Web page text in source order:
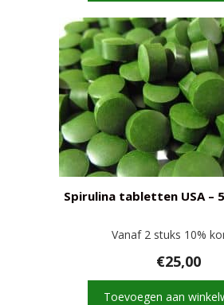
Spirulina tabletten USA –
Vanaf 2 stuks 10%
€25,00
Toevoegen aan